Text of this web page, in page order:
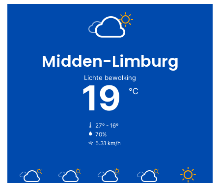
Midden-Limburg
Lichte bewolking
19 ℃
27º - 16º
70%
5.31 km/h